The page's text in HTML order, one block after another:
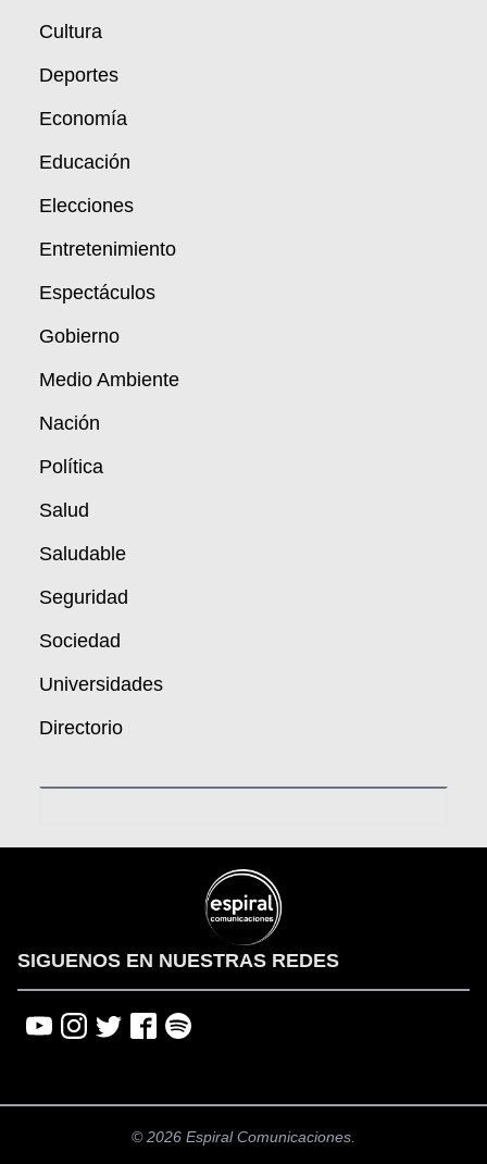
Cultura
Deportes
Economía
Educación
Elecciones
Entretenimiento
Espectáculos
Gobierno
Medio Ambiente
Nación
Política
Salud
Saludable
Seguridad
Sociedad
Universidades
Directorio
SIGUENOS EN NUESTRAS REDES
© 2026 Espiral Comunicaciones.